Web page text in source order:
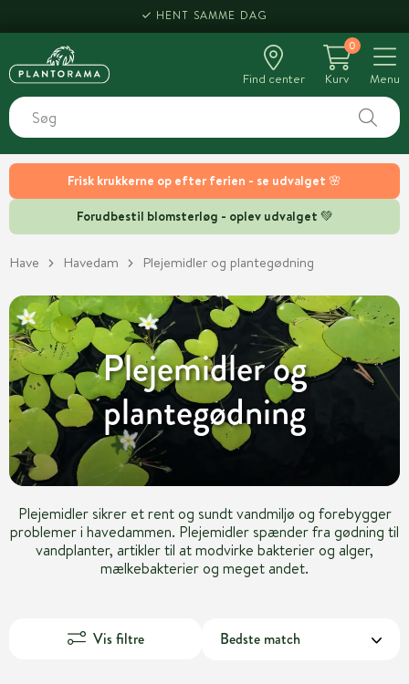
Frisk krukkerne op efter ferien - se udvalget 🌸
Forudbestil blomsterløg - oplev udvalget 💚
HENT SAMME DAG
Find center
0
Kurv
Menu
Have Havedam Plejemidler og plantegødning
Plejemidler og
plantegødning
Plejemidler sikrer et rent og sundt vandmiljø og forebygger
problemer i havedammen. Plejemidler spænder fra gødning til
vandplanter, artikler til at modvirke bakterier og alger,
mælkebakterier og meget andet.
Vis filtre